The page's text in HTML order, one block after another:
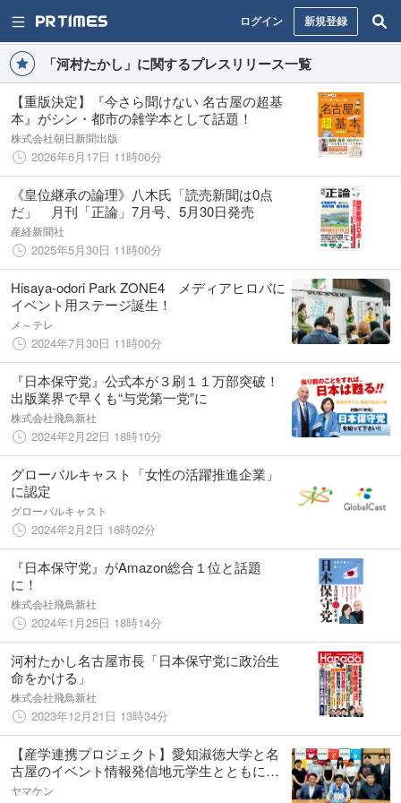
ログイン 新規登録
「河村たかし」に関するプレスリリース一覧
【重版決定】『今さら聞けない 名古屋の超基
本』がシン・都市の雑学本として話題！
株式会社朝日新聞出版
2026年6月17日 11時00分
《皇位継承の論理》八木氏「読売新聞は0点
だ」 月刊「正論」7月号、5月30日発売
産経新聞社
2025年5月30日 11時00分
Hisaya-odori Park ZONE4 メディアヒロバに
イベント用ステージ誕生！
メ～テレ
2024年7月30日 11時00分
『日本保守党』公式本が３刷１１万部突破！
出版業界で早くも“与党第一党”に
株式会社飛鳥新社
2024年2月22日 18時10分
グローバルキャスト「女性の活躍推進企業」
に認定
グローバルキャスト
2024年2月2日 16時02分
『日本保守党』がAmazon総合１位と話題
に！
株式会社飛鳥新社
2024年1月25日 18時14分
河村たかし名古屋市長「日本保守党に政治生
命をかける」
株式会社飛鳥新社
2023年12月21日 13時34分
【産学連携プロジェクト】愛知淑徳大学と名
古屋のイベント情報発信地元学生とともに創
る地域密着型・新規事業
ヤマケン